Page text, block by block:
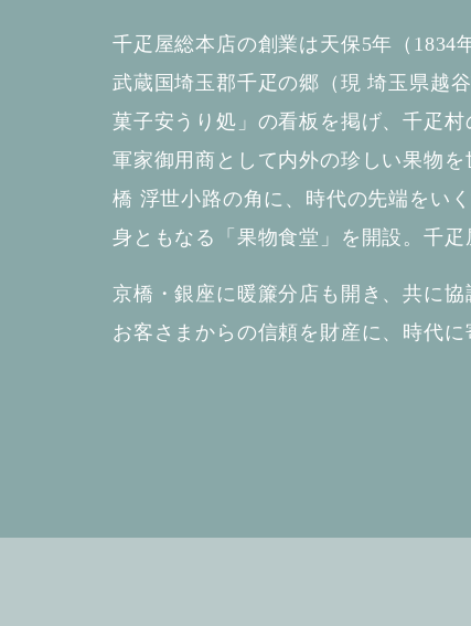
千疋屋総本店の創業は天保5年（1834
武蔵国埼玉郡千疋の郷（現 埼玉県越
菓子安うり処」の看板を掲げ、千疋
軍家御用商として内外の珍しい果物
橋 浮世小路の角に、時代の先端をい
身ともなる「果物食堂」を開設。千疋
京橋・銀座に暖簾分店も開き、共に
お客さまからの信頼を財産に、時代